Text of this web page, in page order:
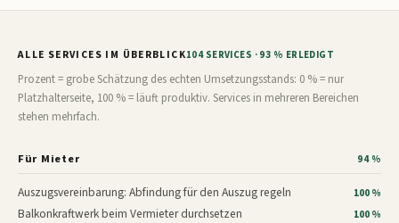
ALLE SERVICES IM ÜBERBLICK104 SERVICES · 93 % ERLEDIGT
Prozent = grobe Schätzung des echten Umsetzungsstands: 0 % = nur
Platzhalterseite, 100 % = läuft produktiv. Services in mehreren Bereichen
stehen mehrfach.
Für Mieter 94 %
Auszugsvereinbarung: Abfindung für den Auszug regeln 100 %
Balkonkraftwerk beim Vermieter durchsetzen 100 %